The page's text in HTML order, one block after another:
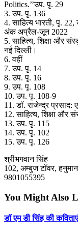
Politics.’’उप. पृ. 29
3. उप. पृ. 136
4. साहित्य भारती, पृ.
अंक अप्रैल-जून 2022
5. साहित्य, शिक्षा और
नई दिल्ली।
6. वहीं
7. उप. पृ. 14
8. उप. पृ. 16
9. उप. पृ. 108
10. उप. पृ. 108-9
11. डॉ. राजेन्द्र
12. साहित्य, शिक्षा और
13. उप. पृ. 115
14. उप. पृ. 102
15. उप. पृ. 126
श्रीभगवान सिंह
102, अम्बुज टॉवर,
9801055395
You Might Also
डॉ एम डी सिंह की